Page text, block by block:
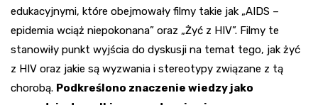
edukacyjnymi, które obejmowały filmy takie jak „AIDS –
epidemia wciąż niepokonana” oraz „Żyć z HIV”. Filmy te
stanowiły punkt wyjścia do dyskusji na temat tego, jak żyć
z HIV oraz jakie są wyzwania i stereotypy związane z tą
chorobą. Podkreślono znaczenie wiedzy jako